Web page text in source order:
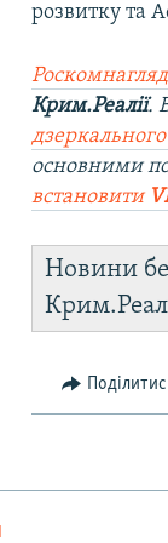
розвитку та
Крим.Реалії.
основними
встановити
Новини